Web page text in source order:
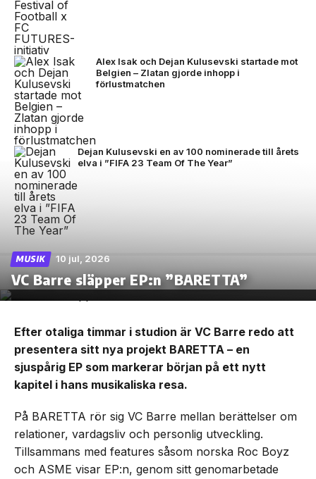
Alex Isak och Dejan Kulusevski startade mot
Belgien – Zlatan gjorde inhopp i
förlustmatchen
Dejan Kulusevski en av 100 nominerade till årets
elva i ”FIFA 23 Team Of The Year”
MUSIK 10 jul, 2026
VC Barre släpper EP:n ”BARETTA”
Efter otaliga timmar i studion är VC Barre redo att
presentera sitt nya projekt BARETTA – en
sjuspårig EP som markerar början på ett nytt
kapitel i hans musikaliska resa.
På BARETTA rör sig VC Barre mellan berättelser om
relationer, vardagsliv och personlig utveckling.
Tillsammans med features såsom norska Roc Boyz
och ASME visar EP:n, genom sitt genomarbetade